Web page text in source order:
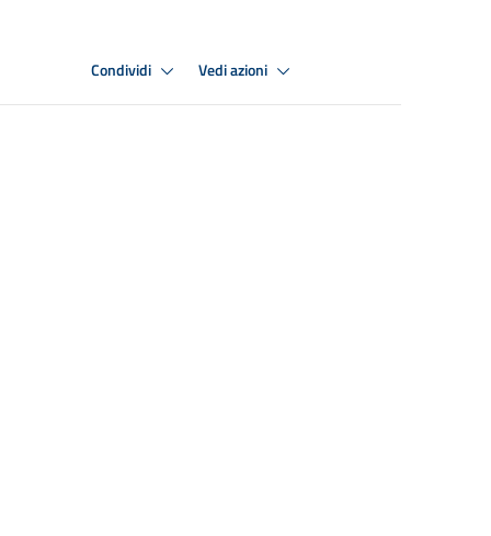
Condividi Vedi azioni